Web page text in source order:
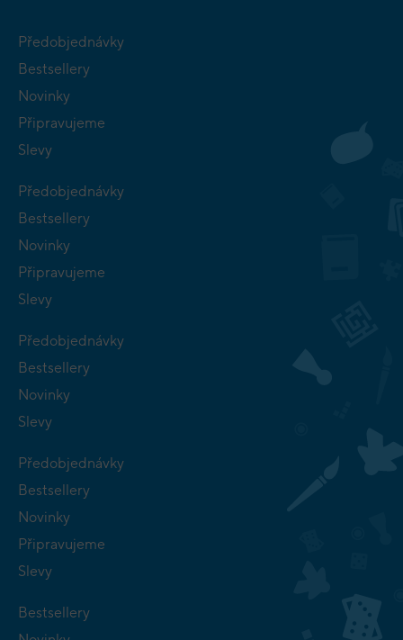
Předobjednávky
Bestsellery
Novinky
Připravujeme
Slevy
Předobjednávky
Bestsellery
Novinky
Připravujeme
Slevy
Předobjednávky
Bestsellery
Novinky
Slevy
Předobjednávky
Bestsellery
Novinky
Připravujeme
Slevy
Bestsellery